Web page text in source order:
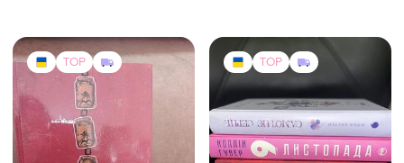
TOP TOP